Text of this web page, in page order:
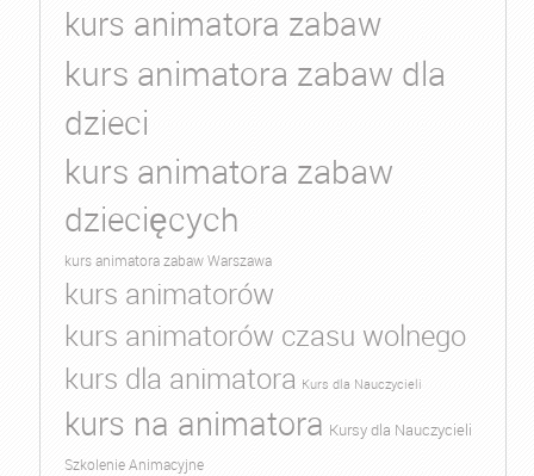
kurs animatora zabaw
kurs animatora zabaw dla
dzieci
kurs animatora zabaw
dziecięcych
kurs animatora zabaw Warszawa
kurs animatorów
kurs animatorów czasu wolnego
kurs dla animatora Kurs dla Nauczycieli
kurs na animatora Kursy dla Nauczycieli
Szkolenie Animacyjne